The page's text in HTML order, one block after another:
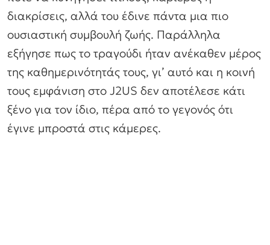
διακρίσεις, αλλά του έδινε πάντα μια πιο
ουσιαστική συμβουλή ζωής. Παράλληλα
εξήγησε πως το τραγούδι ήταν ανέκαθεν μέρος
της καθημερινότητάς τους, γι’ αυτό και η κοινή
τους εμφάνιση στο J2US δεν αποτέλεσε κάτι
ξένο για τον ίδιο, πέρα από το γεγονός ότι
έγινε μπροστά στις κάμερες.